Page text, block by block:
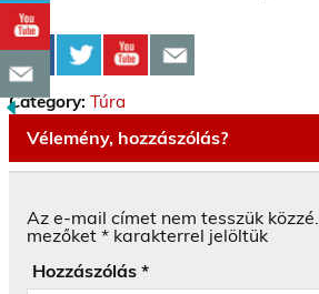
Category: Túra
Vélemény, hozzászólás?
Az e-mail címet nem tesszük közzé.
mezőket * karakterrel jelöltük
Hozzászólás *